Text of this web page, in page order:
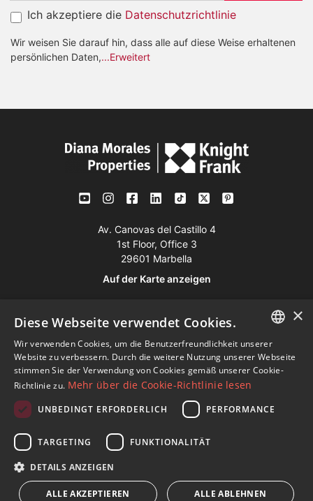
Ich akzeptiere die Datenschutzrichtlinie
Wir weisen Sie darauf hin, dass alle auf diese Weise erhaltenen
persönlichen Daten,...Erweitert
Av. Canovas del Castillo 4
1st Floor, Office 3
29601 Marbella
Auf der Karte anzeigen
Tel:+34 952 765 138
+34 601 636 766
Whatsapp:+34 952 765 138
info@dmproperties.com
www.dmproperties.com
© Copyright 1989 - 2026 Diana Morales Properties Knight
Frank ·
Bedingungen für die Nutzung der Website
& SEO
ENGLISH
SPANISH
×
Diese Webseite verwendet Cookies.
Wir verwenden Cookies, um die Benutzerfreundlichkeit unserer
Website zu verbessern. Durch die weitere Nutzung unserer Webseite
stimmen Sie der Verwendung von Cookies gemäß unserer Cookie-
Richtlinie zu. Mehr über die Cookie-Richtlinie lesen
UNBEDINGT ERFORDERLICH PERFORMANCE
TARGETING FUNKTIONALITÄT
DETAILS ANZEIGEN
ALLE AKZEPTIEREN ALLE ABLEHNEN